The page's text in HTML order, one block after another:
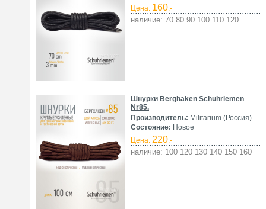
Цена: 160.-
наличие: 70 80 90 100 110 120
Шнурки Berghaken Schuhriemen
Nr85.
Производитель: Militarium (Россия)
Состояние: Новое
Цена: 220.-
наличие: 100 120 130 140 150 160